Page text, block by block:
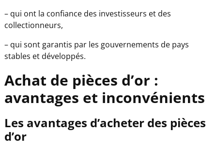
– qui ont la confiance des investisseurs et des
collectionneurs,
– qui sont garantis par les gouvernements de pays
stables et développés.
Achat de pièces d’or :
avantages et inconvénients
Les avantages d’acheter des pièces
d’or